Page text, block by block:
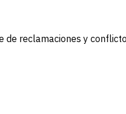
de reclamaciones y